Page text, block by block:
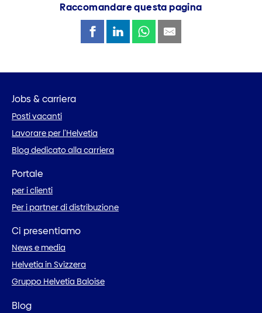
Raccomandare questa pagina
Jobs & carriera
Posti vacanti
Lavorare per l’Helvetia
Blog dedicato alla carriera
Portale
per i clienti
Per i partner di distribuzione
Ci presentiamo
News e media
Helvetia in Svizzera
Gruppo Helvetia Baloise
Blog